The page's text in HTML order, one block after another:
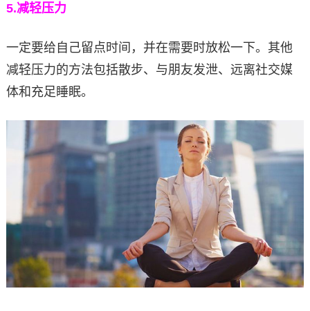
5.减轻压力
一定要给自己留点时间，并在需要时放松一下。其他
减轻压力的方法包括散步、与朋友发泄、远离社交媒
体和充足睡眠。